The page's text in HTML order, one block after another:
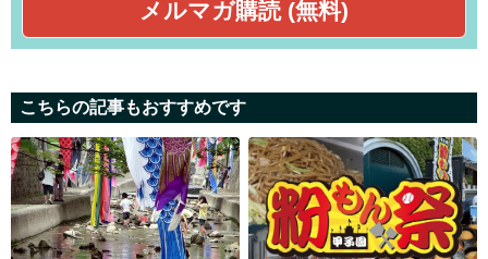
こちらの記事もおすすめです